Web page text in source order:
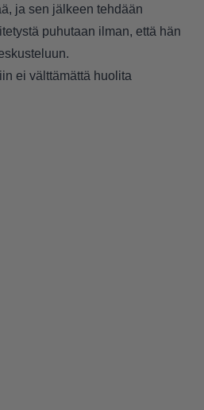
ja sen jälkeen tehdään
puhutaan ilman, että hän
ei välttämättä huolita